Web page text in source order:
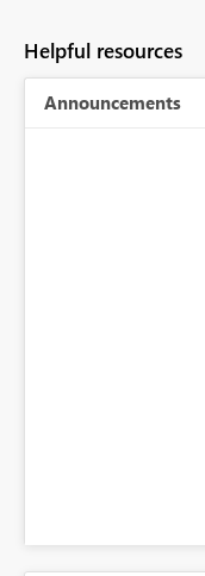
Helpful resources
Announcements